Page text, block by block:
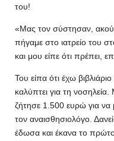
του!
«Μας τον σύστησαν,
πήγαμε στο ιατρείο του
και μου είπε ότι πρέπει,
Του είπα ότι έχω
καλύπτει για τη
ζήτησε 1.500 ευρώ για να
τον αναισθησιολόγο.
έδωσα και έκανα το πρώτο